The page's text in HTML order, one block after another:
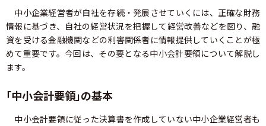
中小企業経営者が自社を存続・発展させていくには、正確な財務
情報に基づき、自社の経営状況を把握して経営改善などを図り、融
資を受ける金融機関などの利害関係者に情報提供していくことが極
めて重要です。今回は、その要となる中小会計要領について解説し
ます。
「中小会計要領」の基本
中小会計要領に従った決算書を作成していない中小企業経営者も